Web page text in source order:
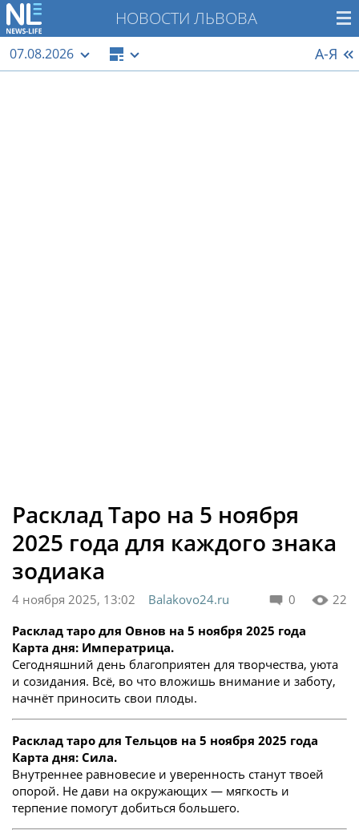
НОВОСТИ ЛЬВОВА
07.08.2026 А-Я
Расклад Таро на 5 ноября
2025 года для каждого знака
зодиака
0 22
4 ноября 2025, 13:02
Balakovo24.ru
Расклад таро для Овнов на 5 ноября 2025 года
Карта дня: Императрица.
Сегодняшний день благоприятен для творчества, уюта
и созидания. Всё, во что вложишь внимание и заботу,
начнёт приносить свои плоды.
Расклад таро для Тельцов на 5 ноября 2025 года
Карта дня: Сила.
Внутреннее равновесие и уверенность станут твоей
опорой. Не дави на окружающих — мягкость и
терпение помогут добиться большего.